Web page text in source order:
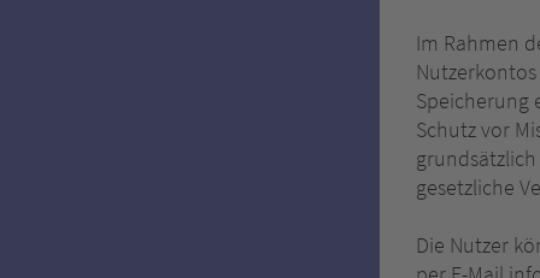
Im Rahmen
Speicherung
Schutz vor
gesetzliche
Die Nutzer